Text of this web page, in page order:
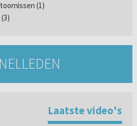
(1)
Laatste video's